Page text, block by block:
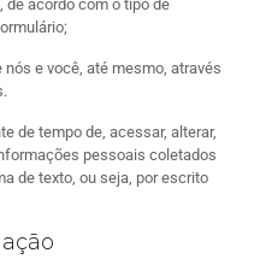
de acordo com o tipo de
e você, até mesmo, através
de tempo de, acessar, alterar,
pessoais coletados
de texto, ou seja, por escrito